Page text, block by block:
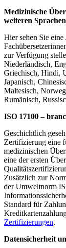
Medizinische
weiteren Sprachen
Hier sehen Sie
zur Verfügung
Niederländisch,
Griechisch, Hindi,
Japanisch,
Maltesisch,
Rumänisch,
ISO 17100 –
Geschichtlich
Zertifizierung eine
medizinischen
eine der ersten
Zusätzlich zur
der Umweltnorm
Standard für
Zertifizierungen.
Datensicherheit